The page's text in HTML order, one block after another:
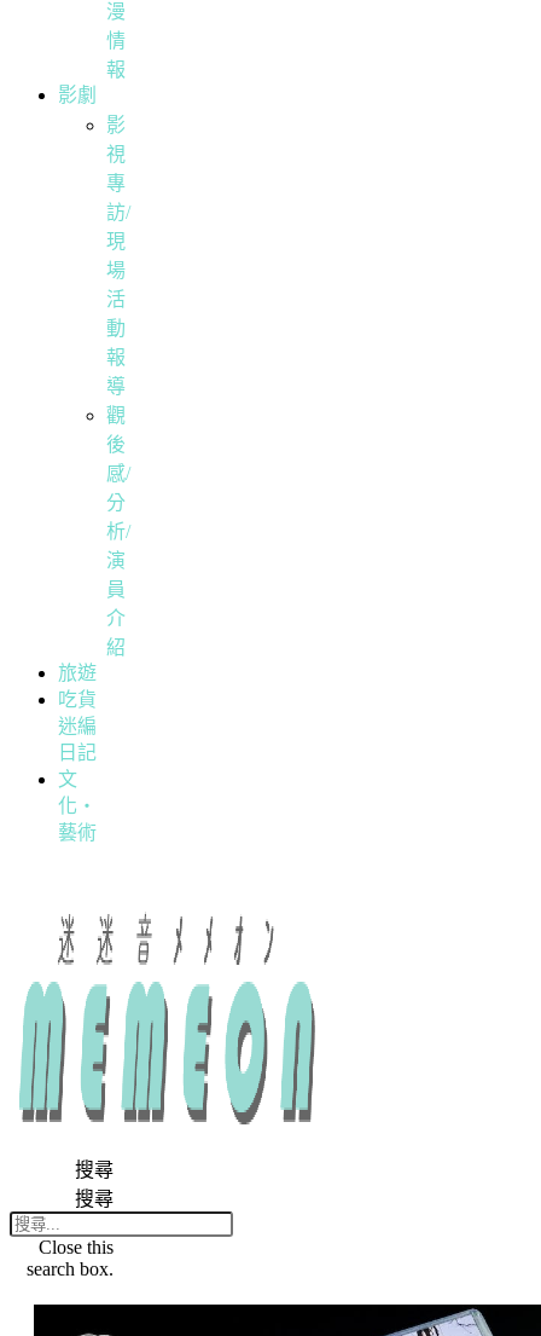
漫
情
報
影劇
影
視
專
訪/
現
場
活
動
報
導
觀
後
感/
分
析/
演
員
介
紹
旅遊
吃貨
迷編
日記
文
化・
藝術
搜尋
搜尋
Close this
search box.